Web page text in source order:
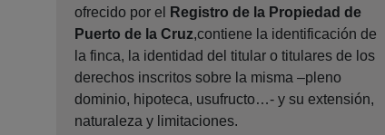
ofrecido por el
Registro de la Propiedad de
Puerto de la Cruz,contiene la identificación de
la finca, la identidad del titular o titulares de los
derechos inscritos sobre la misma –pleno
dominio, hipoteca, usufructo…- y su extensión,
naturaleza y limitaciones.